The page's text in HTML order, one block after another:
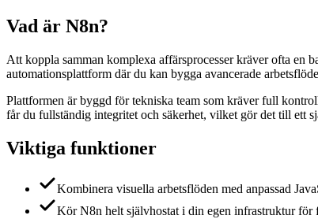
Vad är N8n?
Att koppla samman komplexa affärsprocesser kräver ofta en
automationsplattform där du kan bygga avancerade
Plattformen är byggd för tekniska team som kräver full
får du fullständig integritet och säkerhet, vilket gör det till ett
Viktiga funktioner
Kombinera visuella arbetsflöden med anpassad
Kör N8n helt självhostat i din egen infrastruktur för